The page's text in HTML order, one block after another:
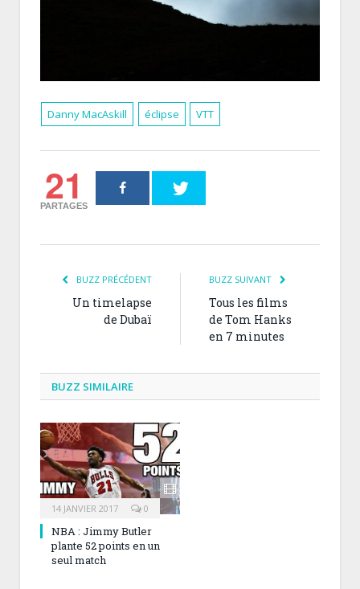
Danny MacAskill éclipse VTT
21
PARTAGES
BUZZ PRÉCÉDENT
Un timelapse
de Dubaï
BUZZ SUIVANT
Tous les films
de Tom Hanks
en 7 minutes
BUZZ SIMILAIRE
14 JANVIER 2017 0
NBA : Jimmy Butler
plante 52 points en un
seul match